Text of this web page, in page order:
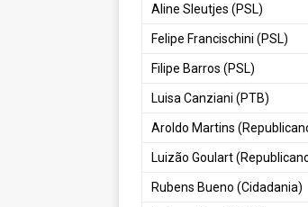
Aline Sleutjes (PSL)
Felipe Francischini (PSL)
Filipe Barros (PSL)
Luisa Canziani (PTB)
Aroldo Martins
Luizão Goulart
Rubens Bueno (Cidadania)